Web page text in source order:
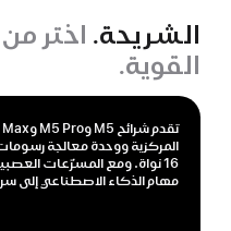
الشريحة. اختر
القوية.
المركزية ووحدة معالجة
16 نواة. ومع المسرّعات
مهام الذكاء الاصطناعي إلى